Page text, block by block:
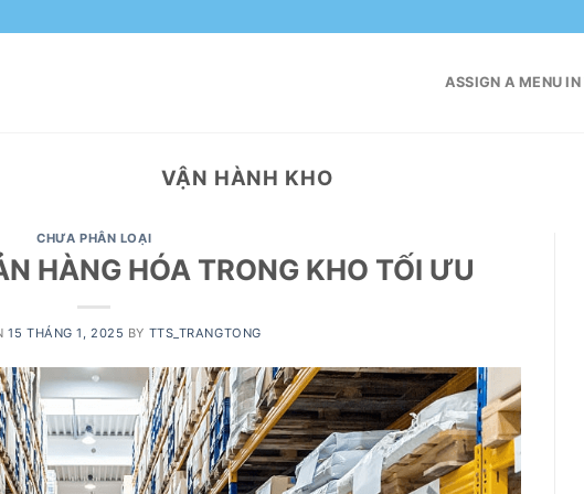
ASSIGN A MENU
VẬN HÀNH KHO
CHƯA PHÂN LOẠI
HÀNG HÓA TRONG KHO TỐI ƯU
15 THÁNG 1, 2025 BY TTS_TRANGTONG